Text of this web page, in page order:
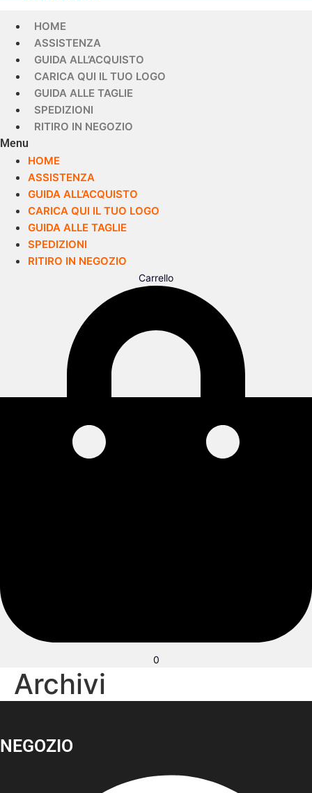
HOME
ASSISTENZA
GUIDA ALL’ACQUISTO
CARICA QUI IL TUO LOGO
GUIDA ALLE TAGLIE
SPEDIZIONI
RITIRO IN NEGOZIO
Menu
HOME
ASSISTENZA
GUIDA ALL’ACQUISTO
CARICA QUI IL TUO LOGO
GUIDA ALLE TAGLIE
SPEDIZIONI
RITIRO IN NEGOZIO
Carrello
0
Archivi
NEGOZIO